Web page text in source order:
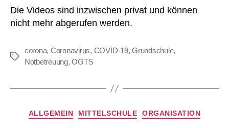
Die Videos sind inzwischen privat und können
nicht mehr abgerufen werden.
Schlagwörter
corona, Coronavirus, COVID-19,Grundschule,
Notbetreuung,OGTS
Kategorien
ALLGEMEIN MITTELSCHULE ORGANISATION